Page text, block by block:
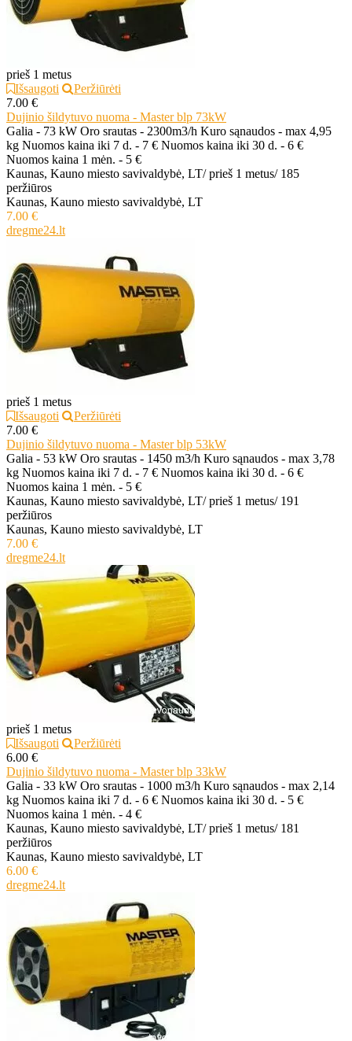
prieš 1 metus
Išsaugoti
Peržiūrėti
7.00 €
Dujinio šildytuvo nuoma - Master blp 73kW
Galia - 73 kW Oro srautas - 2300m3/h Kuro sąnaudos - max 4,95
kg Nuomos kaina iki 7 d. - 7 € Nuomos kaina iki 30 d. - 6 €
Nuomos kaina 1 mėn. - 5 €
Kaunas, Kauno miesto savivaldybė, LT/ prieš 1 metus/ 185
peržiūros
Kaunas, Kauno miesto savivaldybė, LT
7.00 €
dregme24.lt
prieš 1 metus
Išsaugoti
Peržiūrėti
7.00 €
Dujinio šildytuvo nuoma - Master blp 53kW
Galia - 53 kW Oro srautas - 1450 m3/h Kuro sąnaudos - max 3,78
kg Nuomos kaina iki 7 d. - 7 € Nuomos kaina iki 30 d. - 6 €
Nuomos kaina 1 mėn. - 5 €
Kaunas, Kauno miesto savivaldybė, LT/ prieš 1 metus/ 191
peržiūros
Kaunas, Kauno miesto savivaldybė, LT
7.00 €
dregme24.lt
prieš 1 metus
Išsaugoti
Peržiūrėti
6.00 €
Dujinio šildytuvo nuoma - Master blp 33kW
Galia - 33 kW Oro srautas - 1000 m3/h Kuro sąnaudos - max 2,14
kg Nuomos kaina iki 7 d. - 6 € Nuomos kaina iki 30 d. - 5 €
Nuomos kaina 1 mėn. - 4 €
Kaunas, Kauno miesto savivaldybė, LT/ prieš 1 metus/ 181
peržiūros
Kaunas, Kauno miesto savivaldybė, LT
6.00 €
dregme24.lt